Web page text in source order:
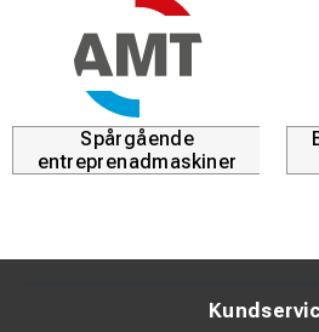
Spårgående
entreprenadmaskiner